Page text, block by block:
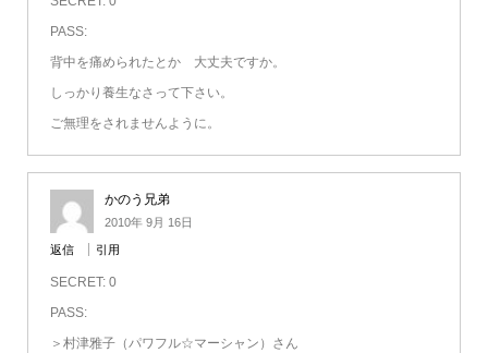
PASS:
背中を痛められたとか 大丈夫ですか。
しっかり養生なさって下さい。
ご無理をされませんように。
かのう兄弟
2010年 9月 16日
返信 引用
SECRET: 0
PASS:
＞村津雅子（パワフル☆マーシャン）さん